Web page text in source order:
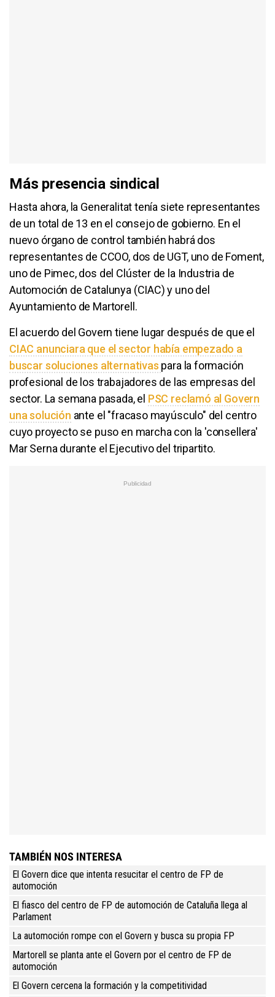
Más presencia sindical
Hasta ahora, la Generalitat tenía siete representantes
de un total de 13 en el consejo de gobierno. En el
nuevo órgano de control también habrá dos
representantes de CCOO, dos de UGT, uno de Foment,
uno de Pimec, dos del Clúster de la Industria de
Automoción de Catalunya (CIAC) y uno del
Ayuntamiento de Martorell.
El acuerdo del Govern tiene lugar después de que el
CIAC anunciara que el sector había empezado a
buscar soluciones alternativas para la formación
profesional de los trabajadores de las empresas del
sector. La semana pasada, el PSC reclamó al Govern
una solución ante el "fracaso mayúsculo" del centro
cuyo proyecto se puso en marcha con la 'consellera'
Mar Serna durante el Ejecutivo del tripartito.
TAMBIÉN NOS INTERESA
El Govern dice que intenta resucitar el centro de FP de
automoción
El fiasco del centro de FP de automoción de Cataluña llega al
Parlament
La automoción rompe con el Govern y busca su propia FP
Martorell se planta ante el Govern por el centro de FP de
automoción
El Govern cercena la formación y la competitividad